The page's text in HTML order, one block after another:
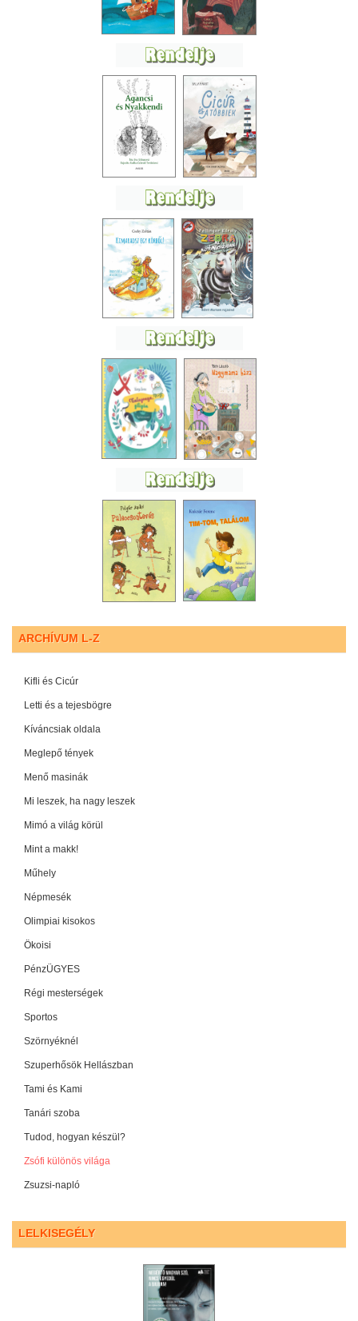
ARCHÍVUM L-Z
Kifli és Cicúr
Letti és a tejesbögre
Kíváncsiak oldala
Meglepő tények
Menő masinák
Mi leszek, ha nagy leszek
Mimó a világ körül
Mint a makk!
Műhely
Népmesék
Olimpiai kisokos
Ökoisi
PénzÜGYES
Régi mesterségek
Sportos
Szörnyéknél
Szuperhősök Hellászban
Tami és Kami
Tanári szoba
Tudod, hogyan készül?
Zsófi különös világa
Zsuzsi-napló
LELKISEGÉLY